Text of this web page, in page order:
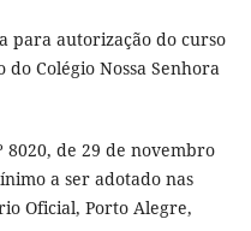
para autorização do curso
do Colégio Nossa Senhora
8020, de 29 de novembro
a ser adotado nas
Oficial, Porto Alegre,